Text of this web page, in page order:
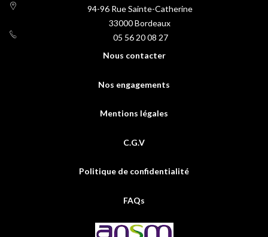
94-96 Rue Sainte-Catherine
33000Bordeaux
05 56 20 08 27
Nous contacter
Nos engagements
Mentions légales
C.G.V
Politique de confidentialité
FAQs